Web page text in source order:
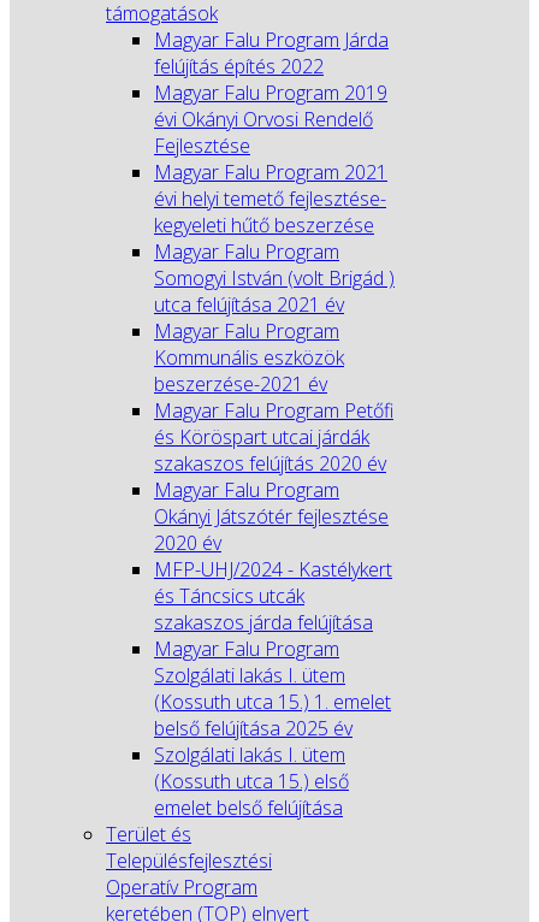
támogatások
Magyar Falu Program Járda
felújítás építés 2022
Magyar Falu Program 2019
évi Okányi Orvosi Rendelő
Fejlesztése
Magyar Falu Program 2021
évi helyi temető fejlesztése-
kegyeleti hűtő beszerzése
Magyar Falu Program
Somogyi István (volt Brigád )
utca felújítása 2021 év
Magyar Falu Program
Kommunális eszközök
beszerzése-2021 év
Magyar Falu Program Petőfi
és Köröspart utcai járdák
szakaszos felújítás 2020 év
Magyar Falu Program
Okányi Játszótér fejlesztése
2020 év
MFP-UHJ/2024 - Kastélykert
és Táncsics utcák
szakaszos járda felújítása
Magyar Falu Program
Szolgálati lakás I. ütem
(Kossuth utca 15.) 1. emelet
belső felújítása 2025 év
Szolgálati lakás I. ütem
(Kossuth utca 15.) első
emelet belső felújítása
Terület és
Településfejlesztési
Operatív Program
keretében (TOP) elnyert